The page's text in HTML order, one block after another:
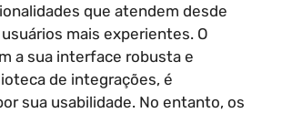
que atendem desde
mais experientes. O
a sua interface robusta e
de integrações, é
sua usabilidade. No entanto, os